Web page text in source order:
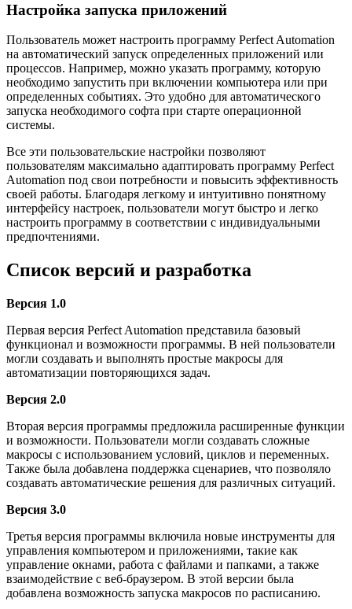
Настройка запуска приложений
Пользователь может настроить программу Perfect Automation
на автоматический запуск определенных приложений или
процессов. Например, можно указать программу, которую
необходимо запустить при включении компьютера или при
определенных событиях. Это удобно для автоматического
запуска необходимого софта при старте операционной
системы.
Все эти пользовательские настройки позволяют
пользователям максимально адаптировать программу Perfect
Automation под свои потребности и повысить эффективность
своей работы. Благодаря легкому и интуитивно понятному
интерфейсу настроек, пользователи могут быстро и легко
настроить программу в соответствии с индивидуальными
предпочтениями.
Список версий и разработка
Версия 1.0
Первая версия Perfect Automation представила базовый
функционал и возможности программы. В ней пользователи
могли создавать и выполнять простые макросы для
автоматизации повторяющихся задач.
Версия 2.0
Вторая версия программы предложила расширенные функции
и возможности. Пользователи могли создавать сложные
макросы с использованием условий, циклов и переменных.
Также была добавлена поддержка сценариев, что позволяло
создавать автоматические решения для различных ситуаций.
Версия 3.0
Третья версия программы включила новые инструменты для
управления компьютером и приложениями, такие как
управление окнами, работа с файлами и папками, а также
взаимодействие с веб-браузером. В этой версии была
добавлена возможность запуска макросов по расписанию.